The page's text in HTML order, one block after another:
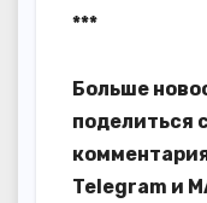
***
Больше
поделиться
Telegram и